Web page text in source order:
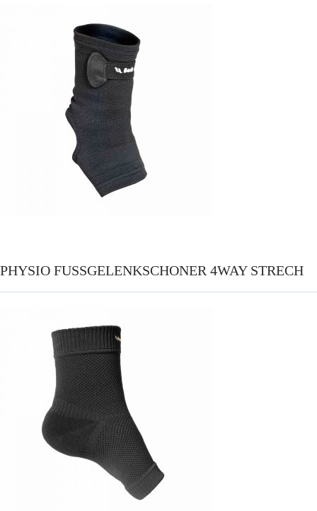
PHYSIO FUSSGELENKSCHONER 4WAY STRECH